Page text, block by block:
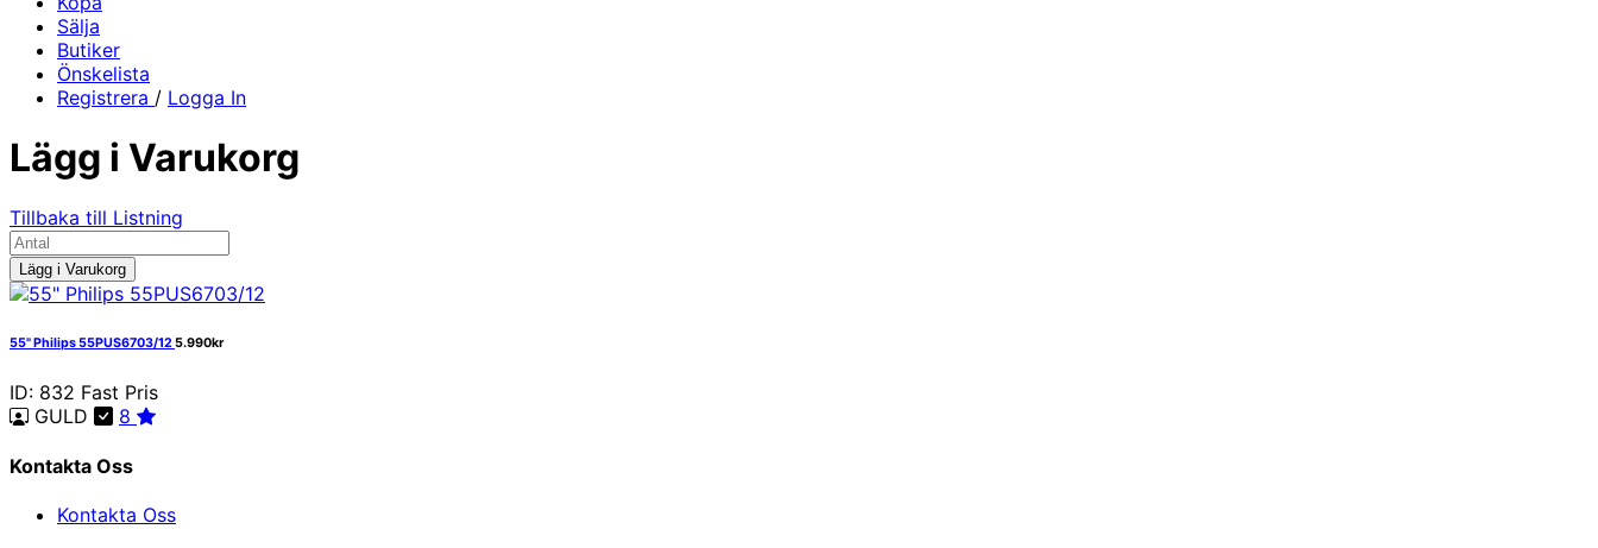
Sälja
Butiker
Önskelista
Registrera / Logga In
Lägg i Varukorg
Tillbaka till Listning
Lägg i Varukorg
55" Philips 55PUS6703/125.990kr
ID: 832 Fast Pris
GULD
8
Kontakta Oss
Kontakta Oss